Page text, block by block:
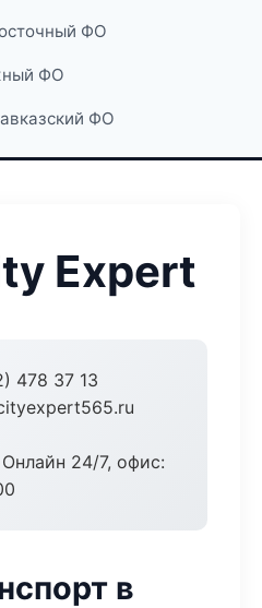
ФО
ФО
ФО
Expert
478 37 13
Онлайн 24/7, офис:
в